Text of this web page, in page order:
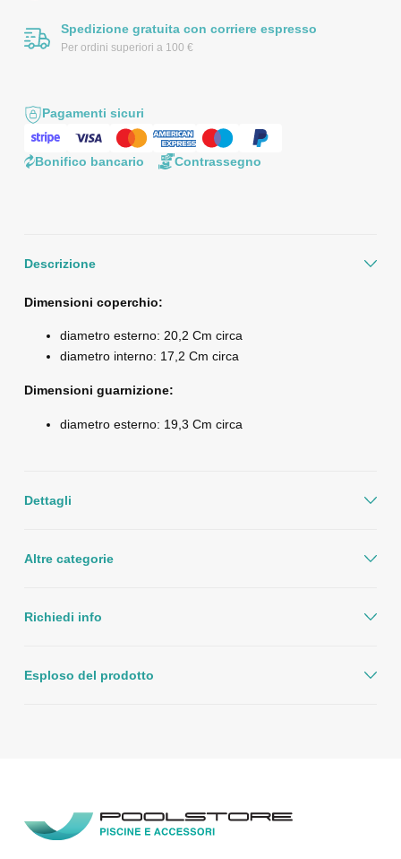
Spedizione gratuita con corriere espresso
Per ordini superiori a 100 €
Pagamenti sicuri
Bonifico bancario Contrassegno
Descrizione
Dimensioni coperchio:
diametro esterno: 20,2 Cm circa
diametro interno: 17,2 Cm circa
Dimensioni guarnizione:
diametro esterno: 19,3 Cm circa
Dettagli
Altre categorie
Richiedi info
Esploso del prodotto